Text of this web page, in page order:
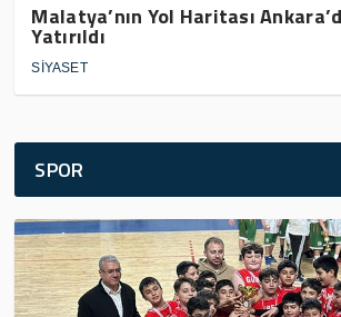
Malatya’nın Yol Haritası
Yatırıldı
SİYASET
SPOR